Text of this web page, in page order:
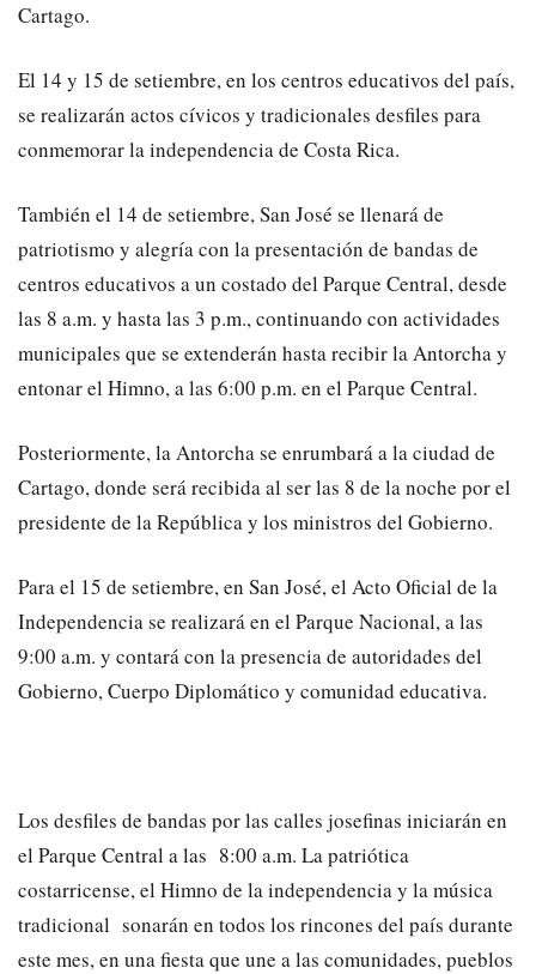
Cartago.
El 14 y 15 de setiembre, en los centros educativos del país,
se realizarán actos cívicos y tradicionales desfiles para
conmemorar la independencia de Costa Rica.
También el 14 de setiembre, San José se llenará de
patriotismo y alegría con la presentación de bandas de
centros educativos a un costado del Parque Central, desde
las 8 a.m. y hasta las 3 p.m., continuando con actividades
municipales que se extenderán hasta recibir la Antorcha y
entonar el Himno, a las 6:00 p.m. en el Parque Central.
Posteriormente, la Antorcha se enrumbará a la ciudad de
Cartago, donde será recibida al ser las 8 de la noche por el
presidente de la República y los ministros del Gobierno.
Para el 15 de setiembre, en San José, el Acto Oficial de la
Independencia se realizará en el Parque Nacional, a las
9:00 a.m. y contará con la presencia de autoridades del
Gobierno, Cuerpo Diplomático y comunidad educativa.
Los desfiles de bandas por las calles josefinas iniciarán en
el Parque Central a las 8:00 a.m. La patriótica
costarricense, el Himno de la independencia y la música
tradicional sonarán en todos los rincones del país durante
este mes, en una fiesta que une a las comunidades, pueblos